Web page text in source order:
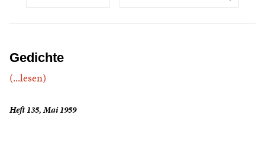
Gedichte
(...lesen)
Heft 135, Mai 1959